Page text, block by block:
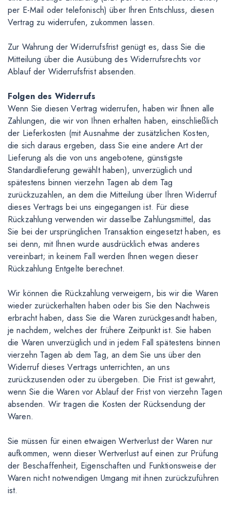
per E-Mail oder telefonisch) über Ihren Entschluss, diesen
Vertrag zu widerrufen, zukommen lassen.
Zur Wahrung der Widerrufsfrist genügt es, dass Sie die
Mitteilung über die Ausübung des Widerrufsrechts vor
Ablauf der Widerrufsfrist absenden.
Folgen des Widerrufs
Wenn Sie diesen Vertrag widerrufen, haben wir Ihnen alle
Zahlungen, die wir von Ihnen erhalten haben, einschließlich
der Lieferkosten (mit Ausnahme der zusätzlichen Kosten,
die sich daraus ergeben, dass Sie eine andere Art der
Lieferung als die von uns angebotene, günstigste
Standardlieferung gewählt haben), unverzüglich und
spätestens binnen vierzehn Tagen ab dem Tag
zurückzuzahlen, an dem die Mitteilung über Ihren Widerruf
dieses Vertrags bei uns eingegangen ist. Für diese
Rückzahlung verwenden wir dasselbe Zahlungsmittel, das
Sie bei der ursprünglichen Transaktion eingesetzt haben, es
sei denn, mit Ihnen wurde ausdrücklich etwas anderes
vereinbart; in keinem Fall werden Ihnen wegen dieser
Rückzahlung Entgelte berechnet.
Wir können die Rückzahlung verweigern, bis wir die Waren
wieder zurückerhalten haben oder bis Sie den Nachweis
erbracht haben, dass Sie die Waren zurückgesandt haben,
je nachdem, welches der frühere Zeitpunkt ist. Sie haben
die Waren unverzüglich und in jedem Fall spätestens binnen
vierzehn Tagen ab dem Tag, an dem Sie uns über den
Widerruf dieses Vertrags unterrichten, an uns
zurückzusenden oder zu übergeben. Die Frist ist gewahrt,
wenn Sie die Waren vor Ablauf der Frist von vierzehn Tagen
absenden. Wir tragen die Kosten der Rücksendung der
Waren.
Sie müssen für einen etwaigen Wertverlust der Waren nur
aufkommen, wenn dieser Wertverlust auf einen zur Prüfung
der Beschaffenheit, Eigenschaften und Funktionsweise der
Waren nicht notwendigen Umgang mit ihnen zurückzuführen
ist.